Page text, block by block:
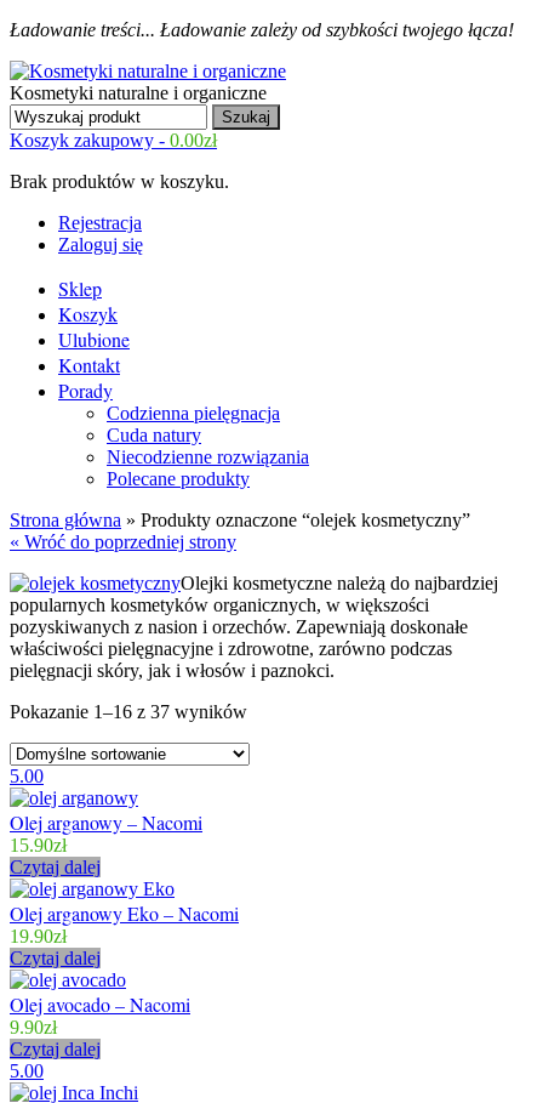
Ładowanie treści... Ładowanie zależy od szybkości twojego łącza!
Kosmetyki naturalne i organiczne
Koszyk zakupowy - 0.00zł
Brak produktów w koszyku.
Rejestracja
Zaloguj się
Sklep
Koszyk
Ulubione
Kontakt
Porady
Codzienna pielęgnacja
Cuda natury
Niecodzienne rozwiązania
Polecane produkty
Strona główna » Produkty oznaczone “olejek kosmetyczny”
« Wróć do poprzedniej strony
Olejki kosmetyczne należą do najbardziej
popularnych kosmetyków organicznych, w większości
pozyskiwanych z nasion i orzechów. Zapewniają doskonałe
właściwości pielęgnacyjne i zdrowotne, zarówno podczas
pielęgnacji skóry, jak i włosów i paznokci.
Pokazanie 1–16 z 37 wyników
5.00
Olej arganowy – Nacomi
15.90zł
Czytaj dalej
Olej arganowy Eko – Nacomi
19.90zł
Czytaj dalej
Olej avocado – Nacomi
9.90zł
Czytaj dalej
5.00